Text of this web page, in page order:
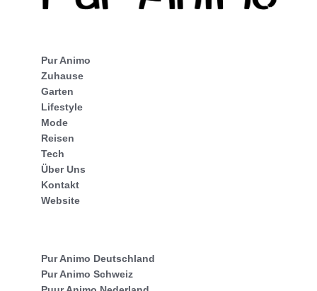
Pur Animo
Zuhause
Garten
Lifestyle
Mode
Reisen
Tech
Über Uns
Kontakt
Website
Pur Animo Deutschland
Pur Animo Schweiz